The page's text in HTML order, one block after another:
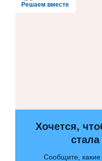
Решаем вместе
Хочется,
Сообщите,